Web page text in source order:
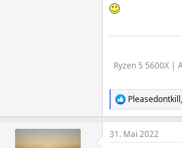
Ryzen 5 5600X |
R
e
a
k
Pleasedontkill,
31. Mai 2022